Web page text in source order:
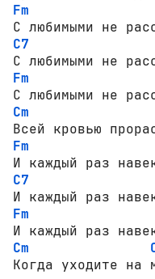
Fm
C7
Fm
Cm
Fm
C7
Fm
Cm
Когда уходите на